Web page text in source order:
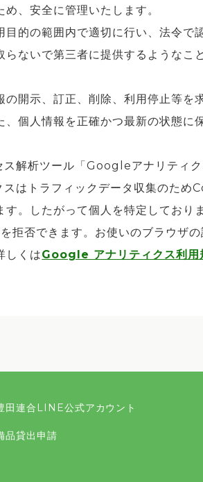
、安全に管理いたします。
目的の範囲内で適切に行い、法令で
らないで第三者に提供するようなこ
開示、訂正、削除、利用停止等を
個人情報を正確かつ最新の状態に
解析ツール「Googleアナリティク
はトラフィックデータ収集のため
す。したがって個人を特定しており
拒否できます。お使いのブラウザの
しくはGoogle アナリティクス利用
田連合LINE公式アカウント
品貸出申請